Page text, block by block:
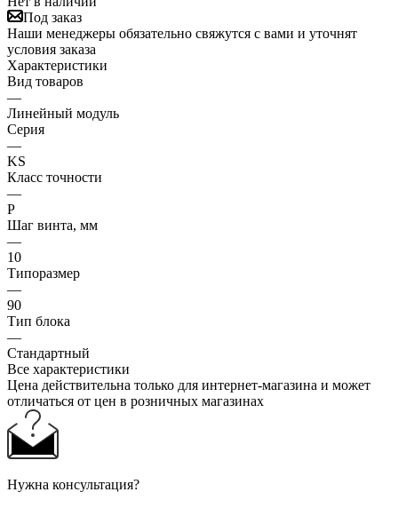
Под заказ
Наши менеджеры обязательно свяжутся с вами и уточнят
условия заказа
Характеристики
Вид товаров
—
Линейный модуль
Серия
—
KS
Класс точности
—
P
Шаг винта, мм
—
10
Типоразмер
—
90
Тип блока
—
Стандартный
Все характеристики
Цена действительна только для интернет-магазина и может
отличаться от цен в розничных магазинах
Нужна консультация?